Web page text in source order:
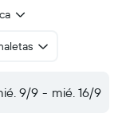
9/9 - mié. 16/9